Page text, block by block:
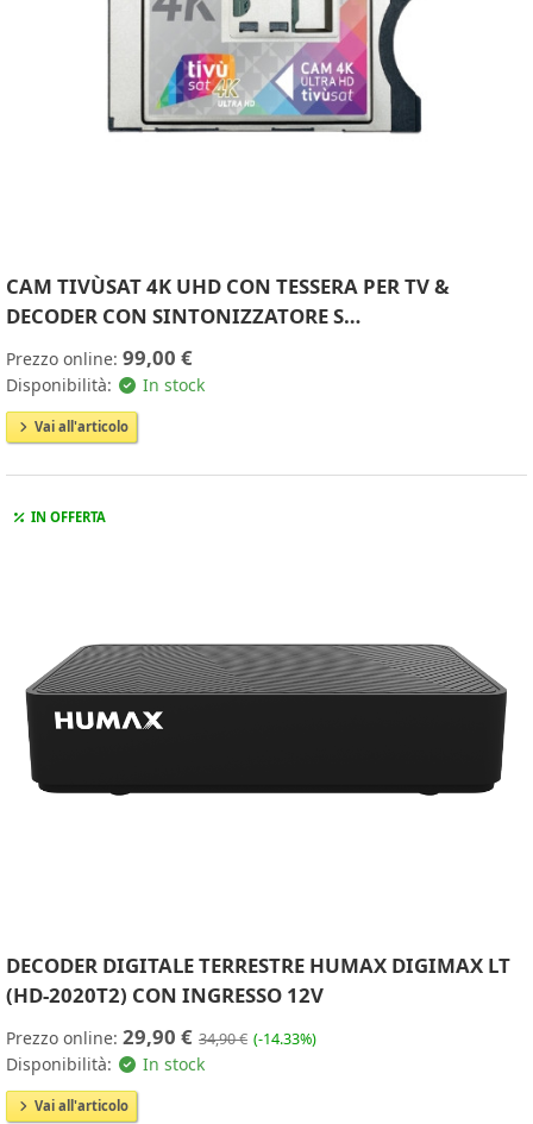
CAM TIVÙSAT 4K UHD CON TESSERA PER TV &
DECODER CON SINTONIZZATORE S…
Prezzo online: 99,00 €
Disponibilità: In stock
Vai all'articolo
IN OFFERTA
DECODER DIGITALE TERRESTRE HUMAX DIGIMAX LT
(HD-2020T2) CON INGRESSO 12V
Prezzo online: 29,90 € 34,90 € (-14.33%)
Disponibilità: In stock
Vai all'articolo